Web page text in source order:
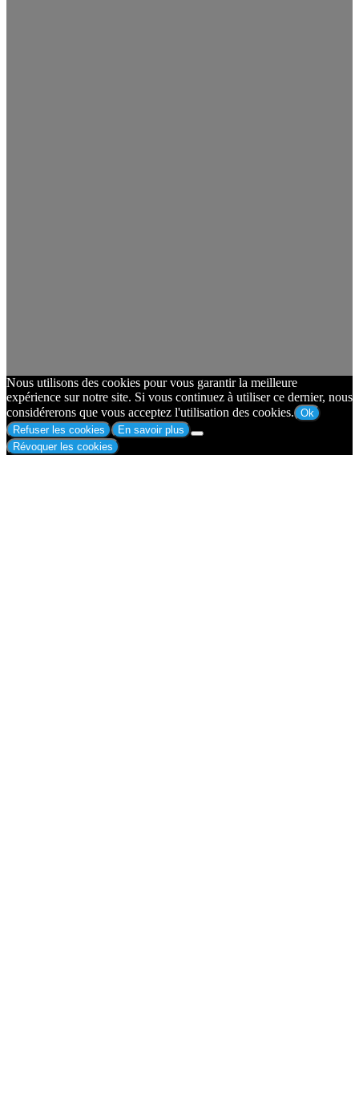
Nous utilisons des cookies pour vous garantir la meilleure
expérience sur notre site. Si vous continuez à utiliser ce dernier, nous
considérerons que vous acceptez l'utilisation des cookies. Ok
Refuser les cookies
En savoir plus
Révoquer les cookies